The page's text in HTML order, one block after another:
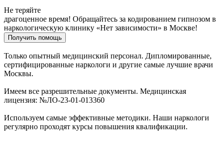
Не теряйте
драгоценное время! Обращайтесь за кодированием гипнозом в
наркологическую клинику «Нет зависимости» в Москве!
Получить помощь
Только опытный медицинский персонал. Дипломированные,
сертифицированные наркологи и другие самые лучшие врачи
Москвы.
Имеем все разрешительные документы. Медицинская
лицензия: №ЛО-23-01-013360
Используем самые эффективные методики. Наши наркологи
регулярно проходят курсы повышения квалификации.